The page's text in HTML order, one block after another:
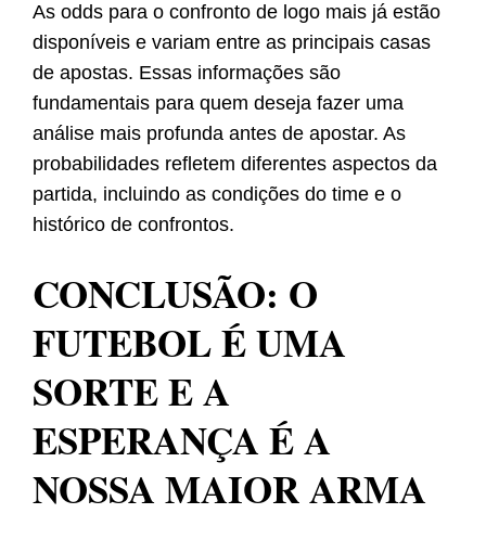
As odds para o confronto de logo mais já estão
disponíveis e variam entre as principais casas
de apostas. Essas informações são
fundamentais para quem deseja fazer uma
análise mais profunda antes de apostar. As
probabilidades refletem diferentes aspectos da
partida, incluindo as condições do time e o
histórico de confrontos.
CONCLUSÃO: O
FUTEBOL É UMA
SORTE E A
ESPERANÇA É A
NOSSA MAIOR ARMA